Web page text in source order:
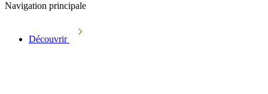
Navigation principale
Découvrir